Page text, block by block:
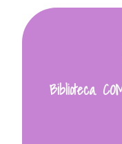
Biblioteca.